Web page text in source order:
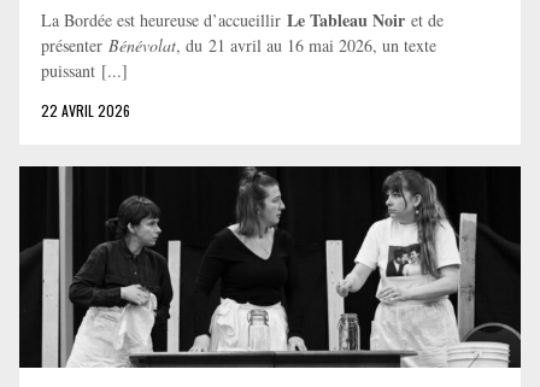
La Bordée est heureuse d’accueillir Le Tableau Noir et de
présenter Bénévolat, du 21 avril au 16 mai 2026, un texte
puissant [...]
22 AVRIL 2026